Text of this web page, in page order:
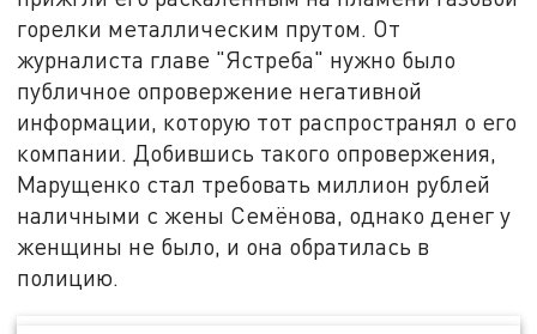
горелки металлическим прутом. От
журналиста главе "Ястреба" нужно было
публичное опровержение негативной
информации, которую тот распространял о его
компании. Добившись такого опровержения,
Марущенко стал требовать миллион рублей
наличными с жены Семёнова, однако денег у
женщины не было, и она обратилась в
полицию.